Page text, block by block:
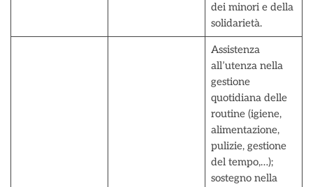
dei minori e della
solidarietà.
Assistenza
all’utenza nella
gestione
quotidiana delle
routine (igiene,
alimentazione,
pulizie, gestione
del tempo,…);
sostegno nella